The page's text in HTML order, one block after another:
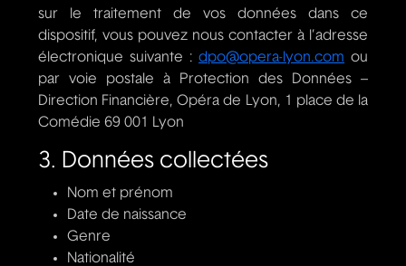
sur le traitement de vos données dans ce
dispositif, vous pouvez nous contacter à l’adresse
électronique suivante :dpo@opera-lyon.com ou
par voie postale à Protection des Données –
Direction Financière, Opéra de Lyon, 1 place de la
Comédie 69 001 Lyon
3. Données collectées
Nom et prénom
Date de naissance
Genre
Nationalité